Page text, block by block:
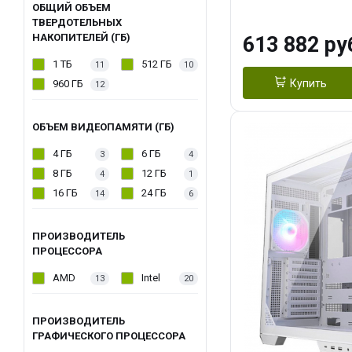
ОБЩИЙ ОБЪЕМ
ТВЕРДОТЕЛЬНЫХ
НАКОПИТЕЛЕЙ (ГБ)
1 ТБ 11 512 ГБ 10
960 ГБ 12
ОБЪЕМ ВИДЕОПАМЯТИ (ГБ)
4 ГБ 3 6 ГБ 4
8 ГБ 4 12 ГБ 1
16 ГБ 14 24 ГБ 6
ПРОИЗВОДИТЕЛЬ
ПРОЦЕССОРА
AMD 13 Intel 20
ПРОИЗВОДИТЕЛЬ
ГРАФИЧЕСКОГО ПРОЦЕССОРА
Turbo/ 960 ГБ
613 882
Купить